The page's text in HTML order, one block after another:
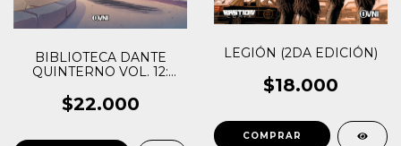
BIBLIOTECA DANTE
QUINTERNO VOL. 12:
$22.000
LEGIÓN (2DA EDICIÓN)
$18.000